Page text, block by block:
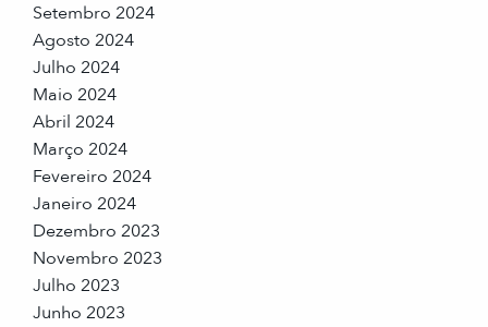
Setembro 2024
Agosto 2024
Julho 2024
Maio 2024
Abril 2024
Março 2024
Fevereiro 2024
Janeiro 2024
Dezembro 2023
Novembro 2023
Julho 2023
Junho 2023